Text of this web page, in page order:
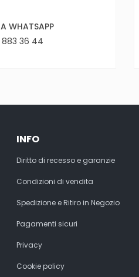
WHATSAPP
36 44
INFO
Diritto di recesso e garanzie
Condizioni di vendita
Spedizione e Ritiro in Negozio
Pagamenti sicuri
Privacy
Cookie policy